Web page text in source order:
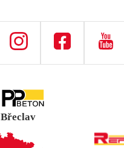
Břeclav